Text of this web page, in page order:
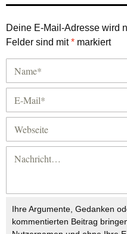
Deine E-Mail-Adresse wird
Felder sind mit* markiert
Ihre Argumente, Gedanken
kommentierten Beitrag